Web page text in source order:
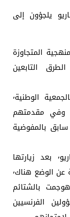
البوليساريو يلجؤون إلى
المتجاوزة
الطرق التابعين
لقد تم إبقاؤهم في فضاء الاستقبال بالجمعية الوطنية٬
وفي مقدمتهم
بالمفوضية
هذه "العدوة اللدودة" لأوساط البوليساريو٬ بعد زيارتها
لمخيمات تندوف ومعرفتها للحقيقة الكاملة عن الوضع هناك٬
بالشتائم
الفرنسيين